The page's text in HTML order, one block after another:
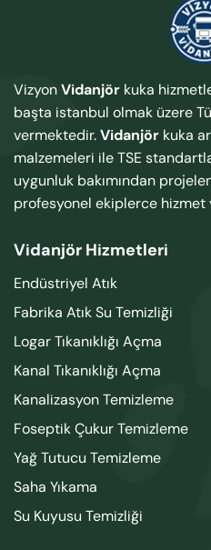
VizyonVidanjör kuka
başta istanbul olmak üzere
vermektedir.Vidanjör kuka
malzemeleri ile TSE
uygunluk bakımından
profesyonel ekiplerce hizmet
Vidanjör Hizmetleri
Endüstriyel Atık
Fabrika Atık Su Temizliği
Logar Tıkanıklığı Açma
Kanal Tıkanıklığı Açma
Kanalizasyon Temizleme
Foseptik Çukur Temizleme
Yağ Tutucu Temizleme
Saha Yıkama
Su Kuyusu Temizliği